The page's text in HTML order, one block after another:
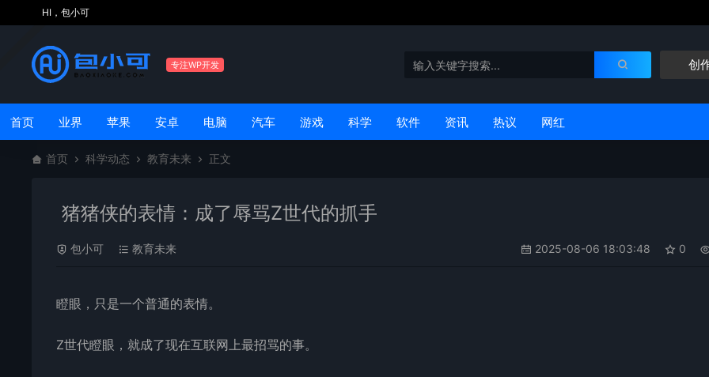
HI，包小可
专注WP开发 创
首页 业界 苹果 安卓 电脑 汽车 游戏 科学 软件 资讯 热议 网红
首页 科学动态 教育未来 正文
猪猪侠的表情：成了辱骂Z世代的抓手
包小可 教育未来 2025-08-06 18:03:48 0
瞪眼，只是一个普通的表情。
Z世代瞪眼，就成了现在互联网上最招骂的事。